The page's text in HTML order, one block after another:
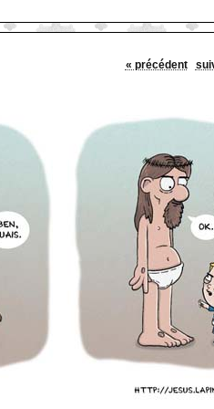
« précédent